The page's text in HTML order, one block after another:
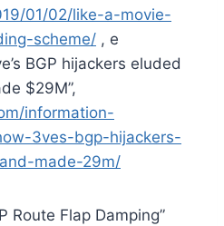
01/02/like-a-movie-
scheme/ , e
BGP hijackers eluded
$29M”,
information-
3ves-bgp-hijackers-
made-29m/
Route Flap Damping”